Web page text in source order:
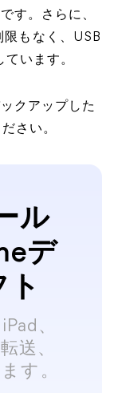
す。さらに、
もなく、USB
います。
クアップした
さい。
ル
デ
、
送、
す。